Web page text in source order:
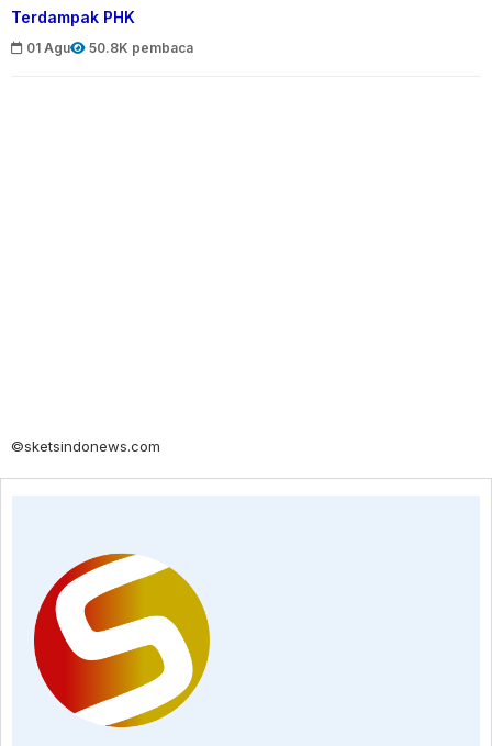
Terdampak PHK
01 Agu 50.8K pembaca
©sketsindonews.com